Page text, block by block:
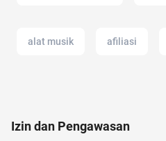
alat musik afiliasi
Izin dan Pengawasan